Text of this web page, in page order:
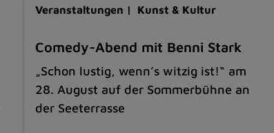
Veranstaltungen | Kunst & Kultur
Comedy-Abend mit Benni Stark
„Schon lustig, wenn’s witzig ist!“ am
28. August auf der Sommerbühne an
der Seeterrasse